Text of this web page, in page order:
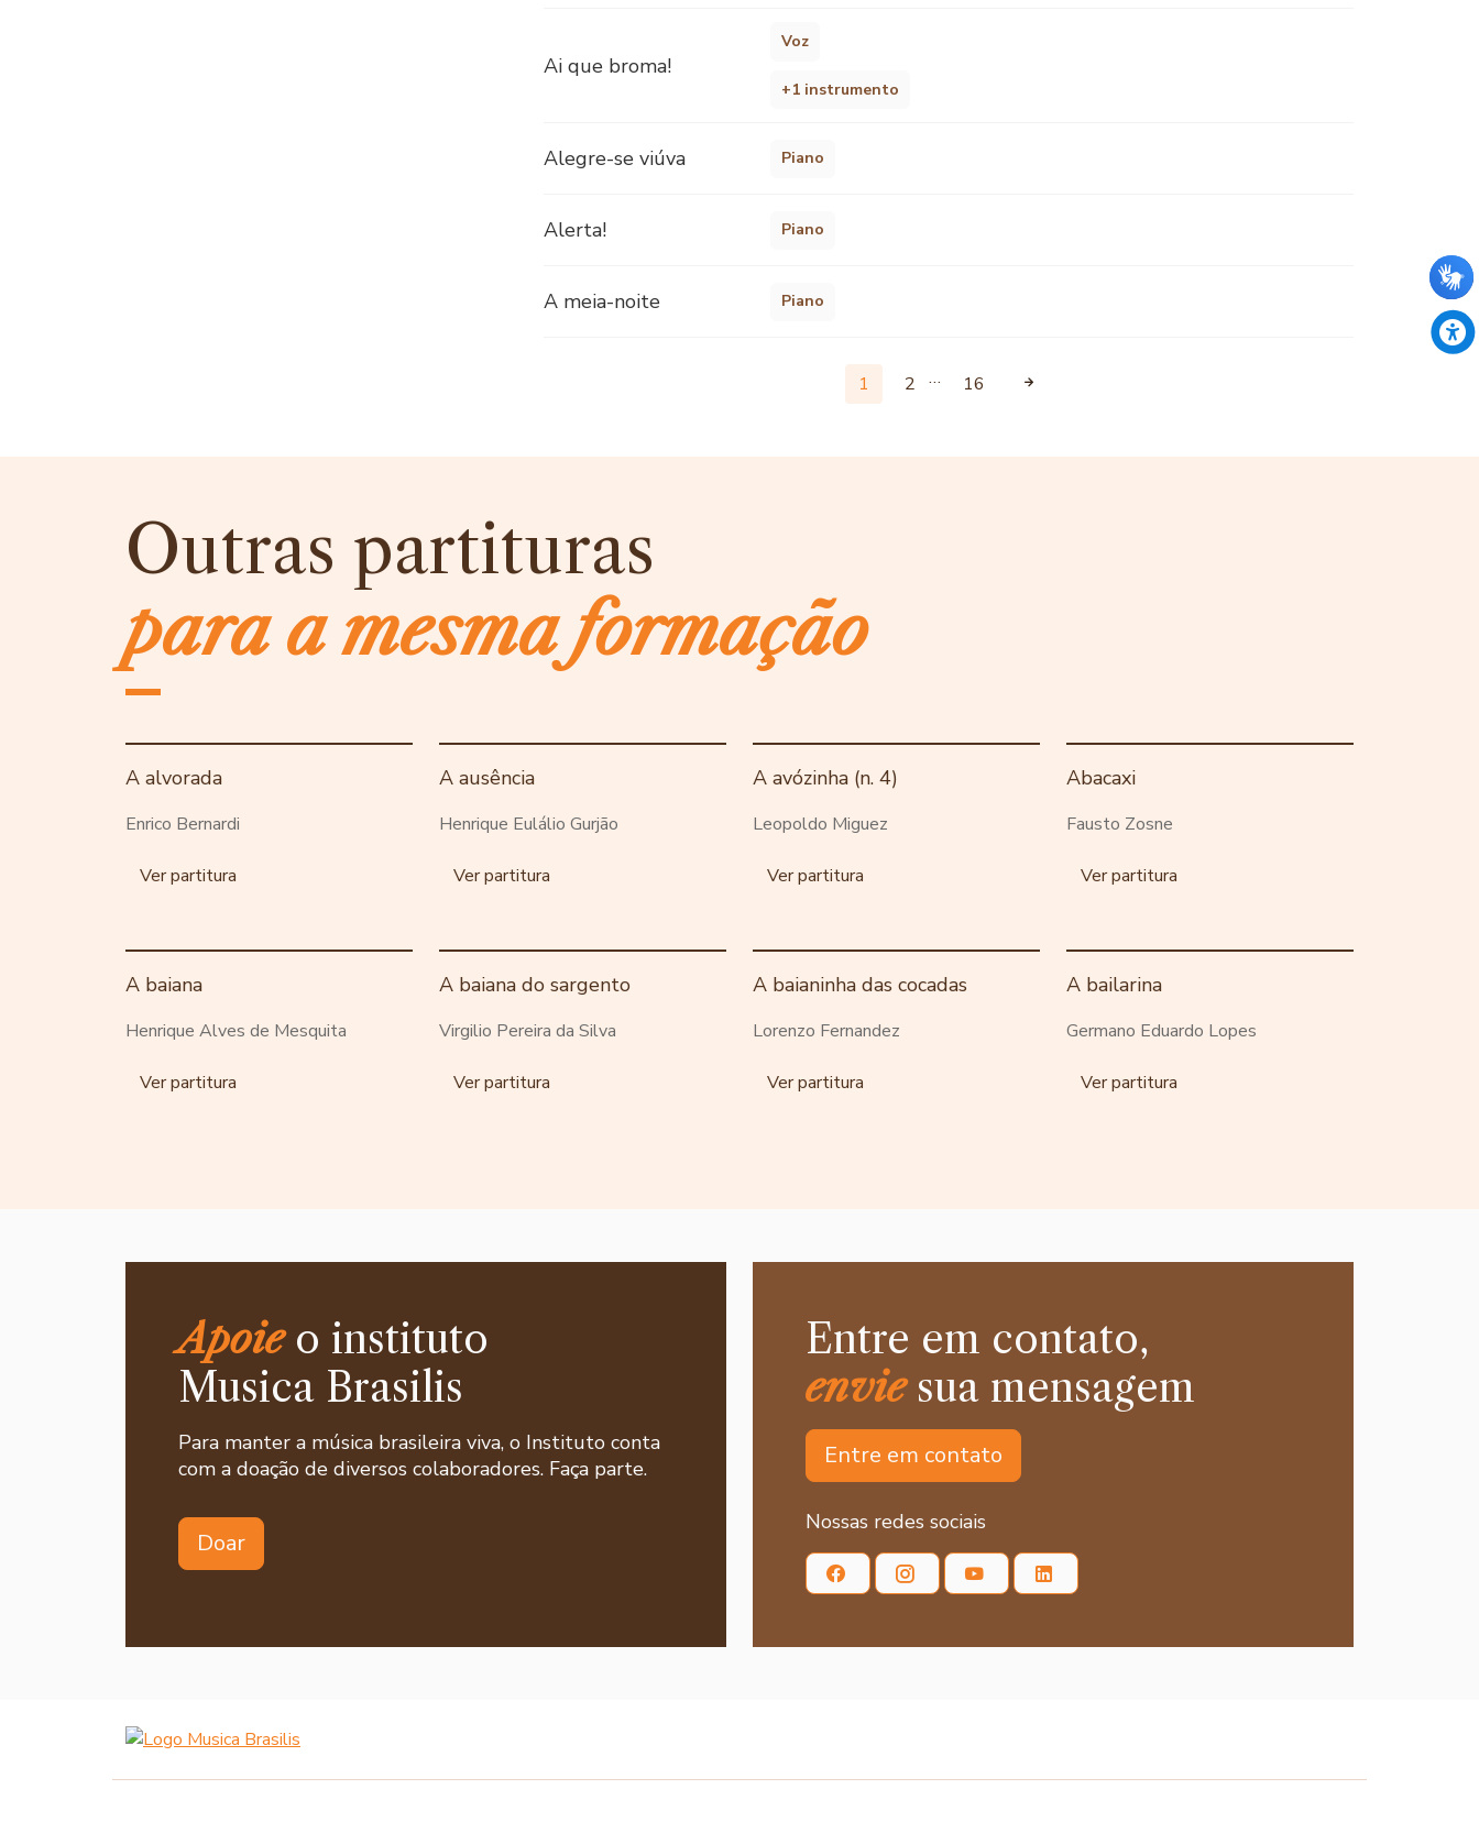
Ai que broma!
Voz
+1 instrumento
Alegre-se viúva Piano
Alerta! Piano
A meia-noite Piano
1 2 … 16
Outras partituras
para a mesma formação
A alvorada
Enrico Bernardi
Ver partitura
A ausência
Henrique Eulálio Gurjão
Ver partitura
A avózinha (n. 4)
Leopoldo Miguez
Ver partitura
Abacaxi
Fausto Zosne
Ver partitura
A baiana
Henrique Alves de Mesquita
Ver partitura
A baiana do sargento
Virgilio Pereira da Silva
Ver partitura
A baianinha das cocadas
Lorenzo Fernandez
Ver partitura
A bailarina
Germano Eduardo Lopes
Ver partitura
Apoieo instituto
Musica Brasilis
Para manter a música brasileira viva, o Instituto conta
com a doação de diversos colaboradores. Faça parte.
Doar
Entre em contato,
enviesua mensagem
Entre em contato
Nossas redes sociais